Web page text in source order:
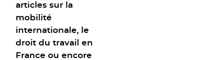
articles sur la
mobilité
internationale, le
droit du travail en
France ou encore